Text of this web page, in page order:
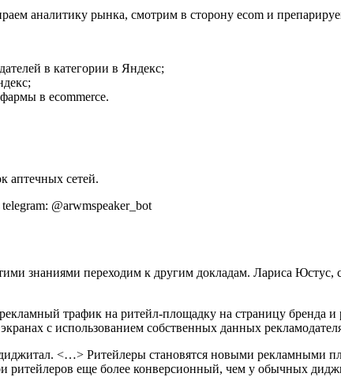
в категории в Яндекс;
в ecommerce.
аптечных сетей.
@arwmspeaker_bot
знаниями переходим к другим докладам. Лариса Юстус,
трафик на ритейл-площадку на страницу бренда и
с использованием собственных данных
<…> Ритейлеры становятся новыми
еще более конверсионный, чем у обычных